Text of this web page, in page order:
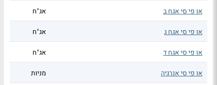
או פי סי אגח ב אג"ח
או פי סי אגח ג אג"ח
או פי סי אגח ד אג"ח
או פי סי אנרגיה מניות